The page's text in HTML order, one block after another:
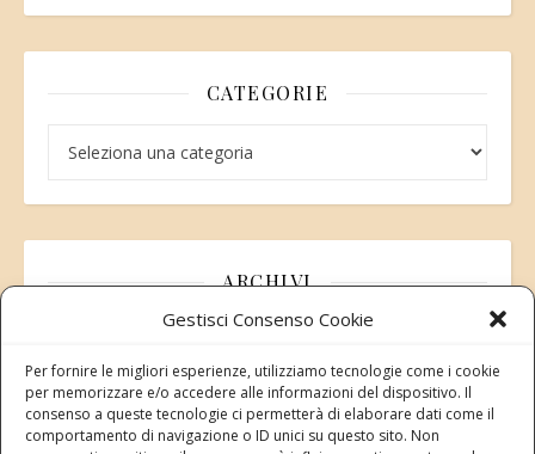
Gestisci Consenso Cookie
Per fornire le migliori esperienze, utilizziamo tecnologie come i cookie
per memorizzare e/o accedere alle informazioni del dispositivo. Il
consenso a queste tecnologie ci permetterà di elaborare dati come il
comportamento di navigazione o ID unici su questo sito. Non
CATEGORIE
ARCHIVI